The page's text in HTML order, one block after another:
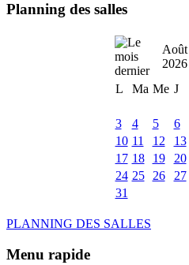
Planning des salles
Août
2026
L
Ma Me J
3
4 5 6
10 11 12 13
17 18 19 20
24 25 26 27
31
PLANNING DES SALLES
Menu rapide